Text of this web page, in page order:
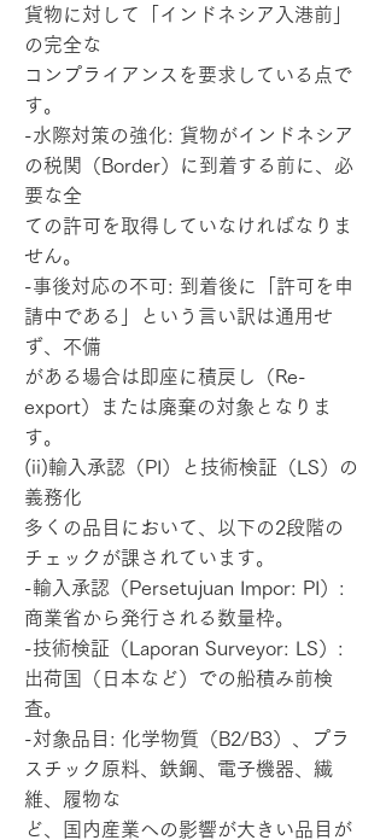
貨物に対して「インドネシア入港前」
の完全な
コンプライアンスを要求している点で
す。
-水際対策の強化: 貨物がインドネシア
の税関（Border）に到着する前に、必
要な全
ての許可を取得していなければなりま
せん。
-事後対応の不可: 到着後に「許可を申
請中である」という言い訳は通用せ
ず、不備
がある場合は即座に積戻し（Re-
export）または廃棄の対象となりま
す。
(ii)輸入承認（PI）と技術検証（LS）の
義務化
多くの品目において、以下の2段階の
チェックが課されています。
-輸入承認（Persetujuan Impor: PI）:
商業省から発行される数量枠。
-技術検証（Laporan Surveyor: LS）:
出荷国（日本など）での船積み前検
査。
-対象品目: 化学物質（B2/B3）、プラ
スチック原料、鉄鋼、電子機器、繊
維、履物な
ど、国内産業への影響が大きい品目が